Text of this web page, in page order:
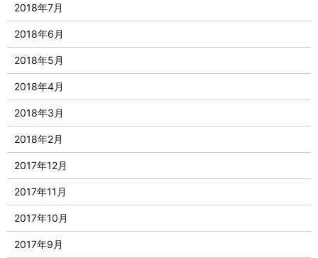
2018年7月
2018年6月
2018年5月
2018年4月
2018年3月
2018年2月
2017年12月
2017年11月
2017年10月
2017年9月